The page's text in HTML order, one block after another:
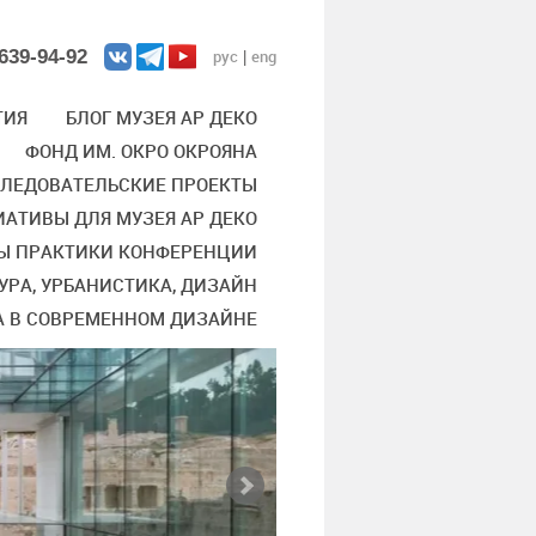
94-92 рус | eng
БЛОГ МУЗЕЯ АР ДЕКО
ФОНД ИМ. ОКРО ОКРОЯНА
ПРОЕКТЫ
ДЛЯ МУЗЕЯ АР ДЕКО
ПРАКТИКИ КОНФЕРЕНЦИИ
УРБАНИСТИКА, ДИЗАЙН
В СОВРЕМЕННОМ ДИЗАЙНЕ